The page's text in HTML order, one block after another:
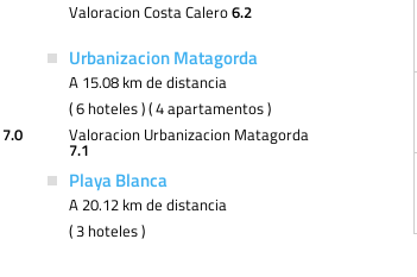
Valoracion Costa Calero6.2
7.0
Urbanizacion Matagorda
A 15.08 km de distancia
( 6 hoteles ) ( 4 apartamentos )
Valoracion Urbanizacion Matagorda
7.1
Playa Blanca
A 20.12 km de distancia
( 3 hoteles )